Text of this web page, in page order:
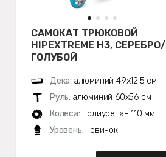
САМОКАТ ТРЮКОВОЙ
HIPEXTREME H3, СЕРЕБРО/
ГОЛУБОЙ
Дека: алюминий 49х12,5 см
Руль: алюминий 60х56 см
Колеса: полиуретан 110 мм
Уровень: новичок